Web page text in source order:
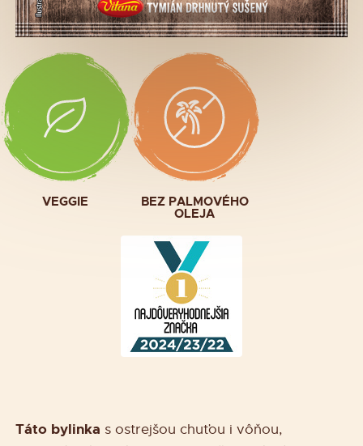
VEGGIE BEZ PALMOVÉHO
OLEJA
Táto bylinka s ostrejšou chuťou i vôňou,